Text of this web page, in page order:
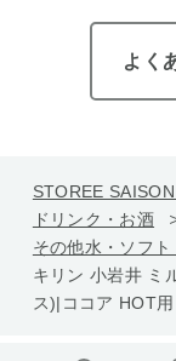
よく
STOREE
ドリンク・お酒
その他水・ソフト
キリン 小岩井 ミ
ス)|ココア HOT